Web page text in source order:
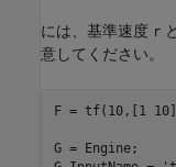
には、基準速度 r
意してください。
F = tf(10,[1
G = Engine;